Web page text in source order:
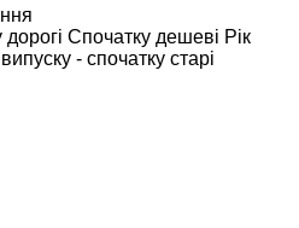
Спочатку дешеві Рік
випуску - спочатку старі